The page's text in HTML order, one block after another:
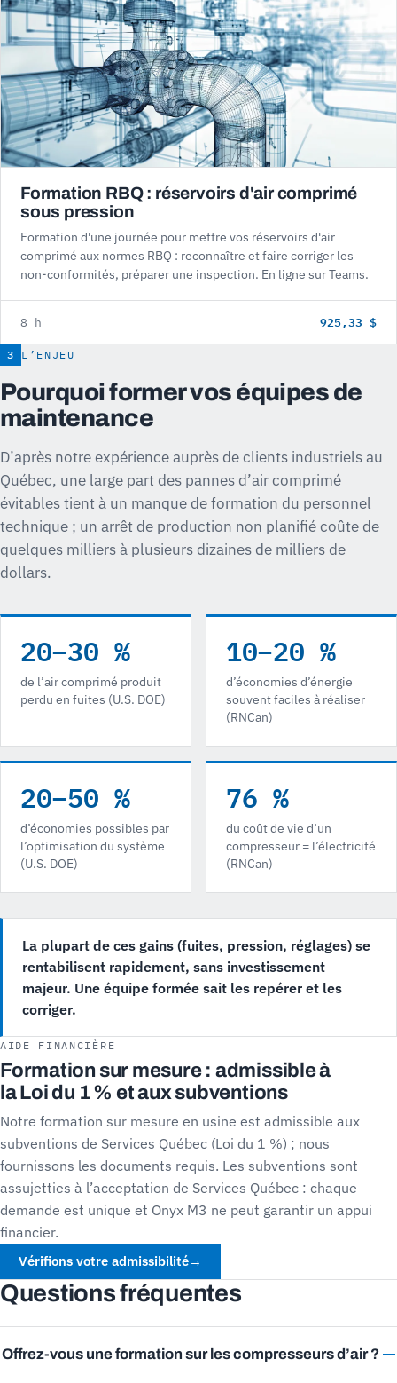
Formation RBQ : réservoirs d'air comprimé
sous pression
Formation d'une journée pour mettre vos réservoirs d'air
comprimé aux normes RBQ : reconnaître et faire corriger les
non-conformités, préparer une inspection. En ligne sur Teams.
8 h 925,33 $
3 L’ENJEU
Pourquoi former vos équipes de
maintenance
D’après notre expérience auprès de clients industriels au
Québec, une large part des pannes d’air comprimé
évitables tient à un manque de formation du personnel
technique ; un arrêt de production non planifié coûte de
quelques milliers à plusieurs dizaines de milliers de
dollars.
20–30 %
de l’air comprimé produit
perdu en fuites (U.S. DOE)
10–20 %
d’économies d’énergie
souvent faciles à réaliser
(RNCan)
20–50 %
d’économies possibles par
l’optimisation du système
(U.S. DOE)
76 %
du coût de vie d’un
compresseur = l’électricité
(RNCan)
La plupart de ces gains (fuites, pression, réglages) se
rentabilisent rapidement, sans investissement
majeur. Une équipe formée sait les repérer et les
corriger.
AIDE FINANCIÈRE
Formation sur mesure : admissible à
la Loi du 1 % et aux subventions
Notre formation sur mesure en usine est admissible aux
subventions de Services Québec (Loi du 1 %) ; nous
fournissons les documents requis. Les subventions sont
assujetties à l’acceptation de Services Québec : chaque
demande est unique et Onyx M3 ne peut garantir un appui
financier.
Vérifions votre admissibilité→
Questions fréquentes
Offrez-vous une formation sur les compresseurs d’air ?